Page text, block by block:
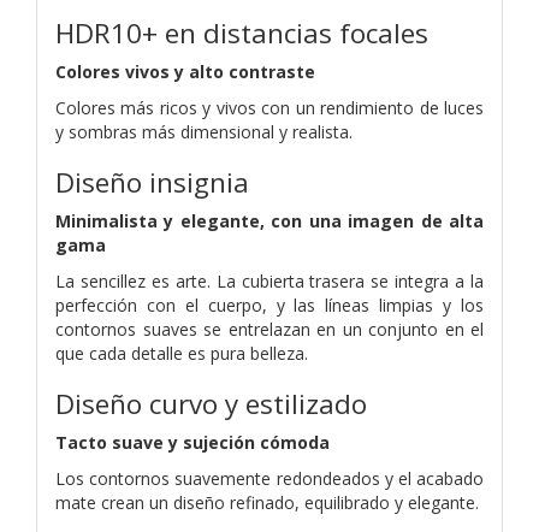
HDR10+ en distancias focales
Colores vivos y alto contraste
Colores más ricos y vivos con un rendimiento de luces
y sombras más dimensional y realista.
Diseño insignia
Minimalista y elegante, con una imagen de alta
gama
La sencillez es arte. La cubierta trasera se integra a la
perfección con el cuerpo, y las líneas limpias y los
contornos suaves se entrelazan en un conjunto en el
que cada detalle es pura belleza.
Diseño curvo y estilizado
Tacto suave y sujeción cómoda
Los contornos suavemente redondeados y el acabado
mate crean un diseño refinado, equilibrado y elegante.